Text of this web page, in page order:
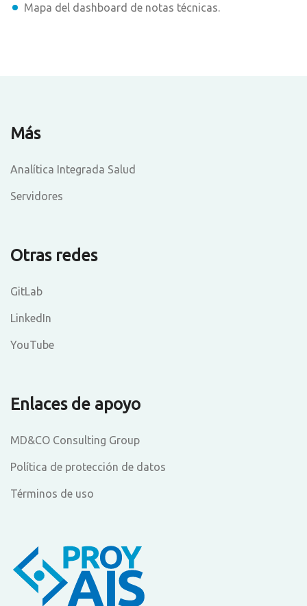
Mapa del dashboard de notas técnicas.
Más
Analítica Integrada Salud
Servidores
Otras redes
GitLab
LinkedIn
YouTube
Enlaces de apoyo
MD&CO Consulting Group
Política de protección de datos
Términos de uso